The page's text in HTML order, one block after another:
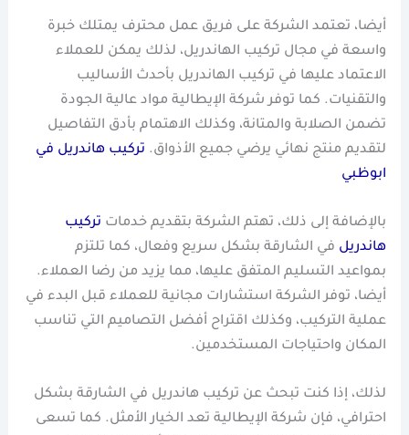
أيضا، تعتمد الشركة على فريق عمل محترف يمتلك خبرة
واسعة في مجال تركيب الهاندريل، لذلك يمكن للعملاء
الاعتماد عليها في تركيب الهاندريل بأحدث الأساليب
والتقنيات. كما توفر شركة الإيطالية مواد عالية الجودة
تضمن الصلابة والمتانة، وكذلك الاهتمام بأدق التفاصيل
لتقديم منتج نهائي يرضي جميع الأذواق. تركيب هاندريل في
ابوظبي
بالإضافة إلى ذلك، تهتم الشركة بتقديم خدمات تركيب
هاندريل في الشارقة بشكل سريع وفعال، كما تلتزم
بمواعيد التسليم المتفق عليها، مما يزيد من رضا العملاء.
أيضا، توفر الشركة استشارات مجانية للعملاء قبل البدء في
عملية التركيب، وكذلك اقتراح أفضل التصاميم التي تناسب
المكان واحتياجات المستخدمين.
لذلك، إذا كنت تبحث عن تركيب هاندريل في الشارقة بشكل
احترافي، فإن شركة الإيطالية تعد الخيار الأمثل. كما تسعى